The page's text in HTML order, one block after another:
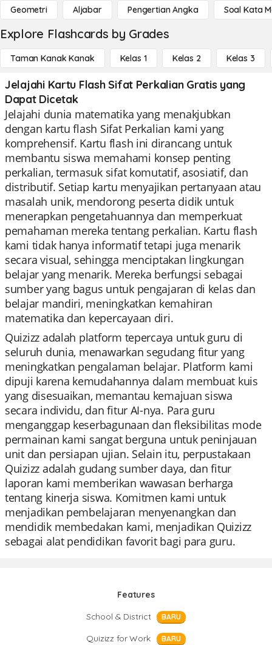
Geometri Aljabar Pengertian Angka Soal Kata
Explore Flashcards by Grades
Taman Kanak Kanak Kelas 1 Kelas 2 Kelas 3
Jelajahi Kartu Flash Sifat Perkalian Gratis yang
Dapat Dicetak
Jelajahi dunia matematika yang menakjubkan
dengan kartu flash Sifat Perkalian kami yang
komprehensif. Kartu flash ini dirancang untuk
membantu siswa memahami konsep penting
perkalian, termasuk sifat komutatif, asosiatif, dan
distributif. Setiap kartu menyajikan pertanyaan atau
masalah unik, mendorong peserta didik untuk
menerapkan pengetahuannya dan memperkuat
pemahaman mereka tentang perkalian. Kartu flash
kami tidak hanya informatif tetapi juga menarik
secara visual, sehingga menciptakan lingkungan
belajar yang menarik. Mereka berfungsi sebagai
sumber yang bagus untuk pengajaran di kelas dan
belajar mandiri, meningkatkan kemahiran
matematika dan kepercayaan diri.
Quizizz adalah platform tepercaya untuk guru di
seluruh dunia, menawarkan segudang fitur yang
meningkatkan pengalaman belajar. Platform kami
dipuji karena kemudahannya dalam membuat kuis
yang disesuaikan, memantau kemajuan siswa
secara individu, dan fitur AI-nya. Para guru
menganggap keserbagunaan dan fleksibilitas mode
permainan kami sangat berguna untuk peninjauan
unit dan persiapan ujian. Selain itu, perpustakaan
Quizizz adalah gudang sumber daya, dan fitur
laporan kami memberikan wawasan berharga
tentang kinerja siswa. Komitmen kami untuk
menjadikan pembelajaran menyenangkan dan
mendidik membedakan kami, menjadikan Quizizz
sebagai alat pendidikan favorit bagi para guru.
Features
School & District
BARU
Quizizz for Work BARU